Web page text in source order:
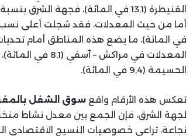
القنيطرة (13,1 في المائة)، فجهة الشرق بنسبة 11 في المائة، وطنجة – تطوان – الحسيمة بـ8,3 في المائة.
في المائة)، ما يضع هذه المناطق أمام
الحسيمة (9,4 في المائة).
تعكس هذه الأرقام واقع سوق الشغل
لجهة الشرق، فإن الجمع بين معدل نشاط
نجاعة، تراعي خصوصيات النسيج